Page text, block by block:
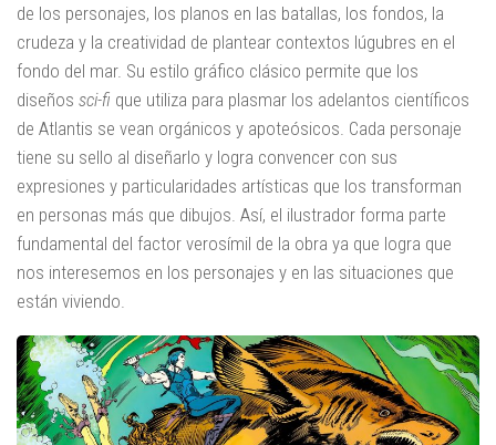
de los personajes, los planos en las batallas, los fondos, la
crudeza y la creatividad de plantear contextos lúgubres en el
fondo del mar. Su estilo gráfico clásico permite que los
diseños sci-fi que utiliza para plasmar los adelantos científicos
de Atlantis se vean orgánicos y apoteósicos. Cada personaje
tiene su sello al diseñarlo y logra convencer con sus
expresiones y particularidades artísticas que los transforman
en personas más que dibujos. Así, el ilustrador forma parte
fundamental del factor verosímil de la obra ya que logra que
nos interesemos en los personajes y en las situaciones que
están viviendo.